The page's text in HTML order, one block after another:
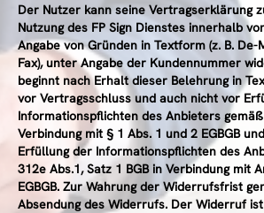
Der Nutzer kann seine Vertragserklärung
Nutzung des FP Sign Dienstes innerhalb
Angabe von Gründen in Textform (z. B. De-
Fax), unter Angabe der Kundennummer
beginnt nach Erhalt dieser Belehrung in
vor Vertragsschluss und auch nicht vor
Informationspflichten des Anbieters
Verbindung mit § 1 Abs. 1 und 2 EGBGB
Erfüllung der Informationspflichten des
312e Abs.1, Satz 1 BGB in Verbindung mit
EGBGB. Zur Wahrung der Widerrufsfrist
Absendung des Widerrufs. Der Widerruf